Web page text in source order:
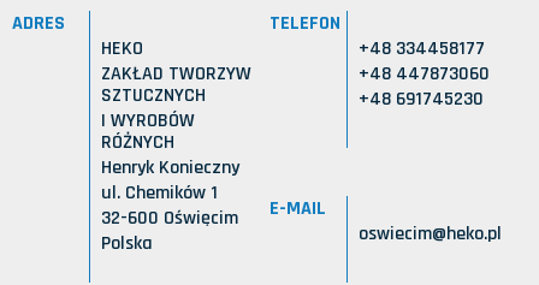
ADRES
HEKO
ZAKŁAD TWORZYW
SZTUCZNYCH
I WYROBÓW
RÓŻNYCH
Henryk Konieczny
ul. Chemików 1
32-600 Oświęcim
Polska
TELEFON
+48 334458177
+48 447873060
+48 691745230
E-MAIL
oswiecim@heko.pl